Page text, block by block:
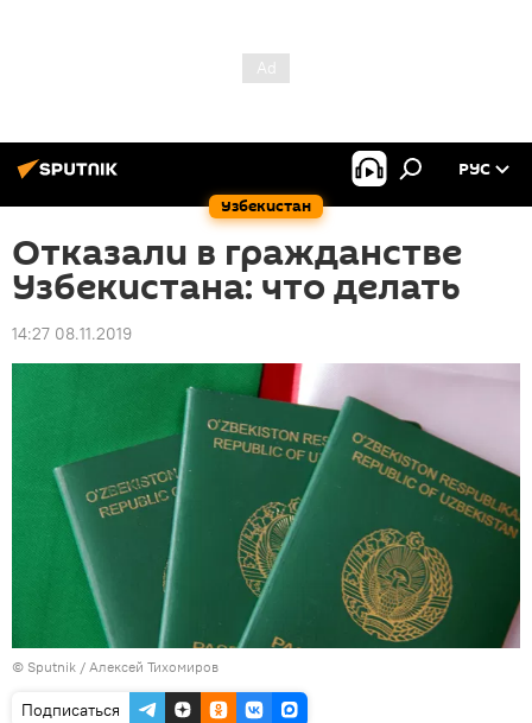
Узбекистан
РУС
Отказали в гражданстве
Узбекистана: что делать
14:27 08.11.2019
© Sputnik / Алексей Тихомиров
Подписаться